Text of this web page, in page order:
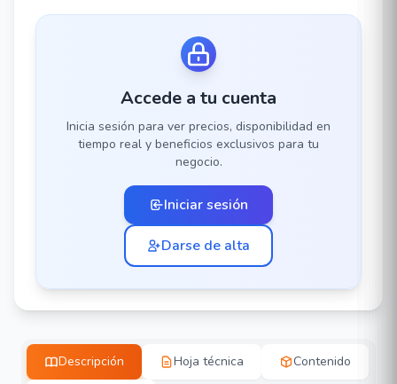
Accede a tu cuenta
Inicia sesión para ver precios, disponibilidad en
tiempo real y beneficios exclusivos para tu
negocio.
Iniciar sesión
Darse de alta
Descripción Hoja técnica Contenido